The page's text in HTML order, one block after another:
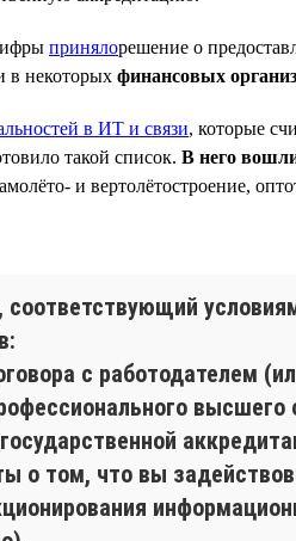
принялорешение о
в некоторых финансовых
в ИТ и связи, которые
такой список. В него
и вертолётостроение,
с работодателем
высшего
о том, что вы